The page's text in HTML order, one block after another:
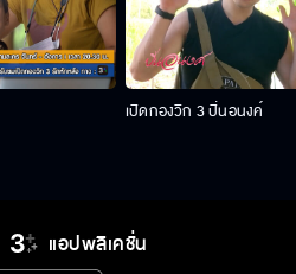
เปิดกองวิก 3 ปิ่นอนงค์
แอปพลิเคชั่น